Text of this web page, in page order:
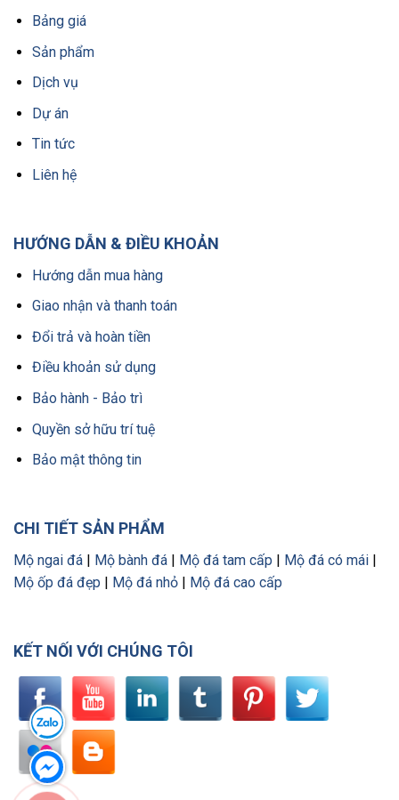
Bảng giá
Sản phẩm
Dịch vụ
Dự án
Tin tức
Liên hệ
HƯỚNG DẪN & ĐIỀU KHOẢN
Hướng dẫn mua hàng
Giao nhận và thanh toán
Đổi trả và hoàn tiền
Điều khoản sử dụng
Bảo hành - Bảo trì
Quyền sở hữu trí tuệ
Bảo mật thông tin
CHI TIẾT SẢN PHẨM
Mộ ngai đá | Mộ bành đá | Mộ đá tam cấp | Mộ đá có mái |
Mộ ốp đá đẹp | Mộ đá nhỏ | Mộ đá cao cấp
KẾT NỐI VỚI CHÚNG TÔI